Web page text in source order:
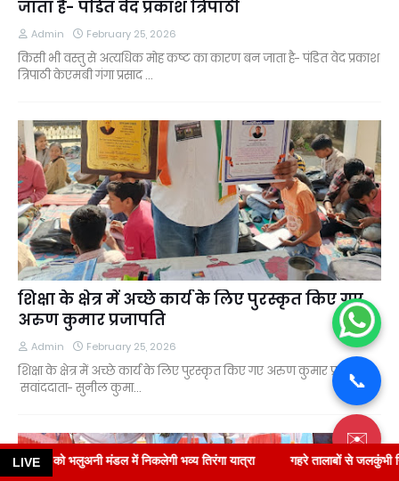
जाता है- पंडित वेद प्रकाश त्रिपाठी
Admin February 25, 2026
किसी भी वस्तु से अत्यधिक मोह कष्ट का कारण बन जाता है- पंडित वेद प्रकाश
त्रिपाठी केएमबी गंगा प्रसाद …
शिक्षा के क्षेत्र में अच्छे कार्य के लिए पुरस्कृत किए गए
अरुण कुमार प्रजापति
Admin February 25, 2026
शिक्षा के क्षेत्र में अच्छे कार्य के लिए पुरस्कृत किए गए अरुण कुमार प्रजापति
सवांददाता- सुनील कुमा…
LIVE
भव्य तिरंगा यात्रा गहरे तालाबों से जलकुंभी निकालने तुगलकी फरमान, पंचायत
📞
✉️